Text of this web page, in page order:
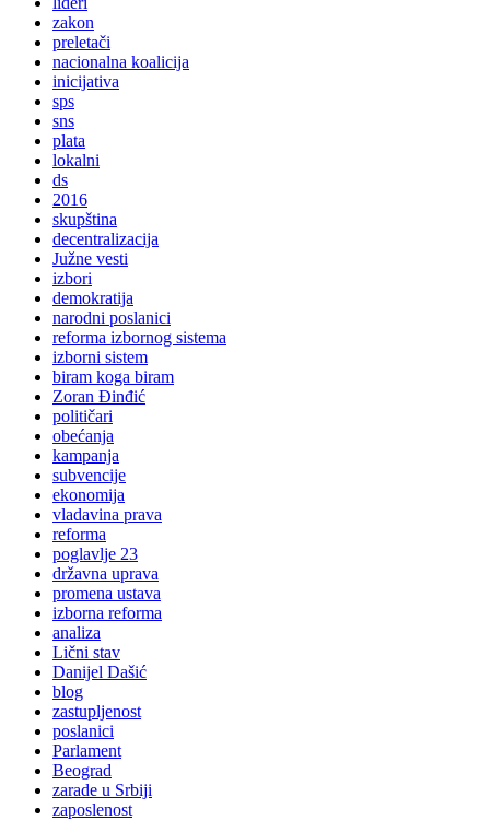
zakon
preletači
nacionalna koalicija
inicijativa
sps
sns
plata
lokalni
ds
2016
skupština
decentralizacija
Južne vesti
izbori
demokratija
narodni poslanici
reforma izbornog sistema
izborni sistem
biram koga biram
Zoran Đinđić
političari
obećanja
kampanja
subvencije
ekonomija
vladavina prava
reforma
poglavlje 23
državna uprava
promena ustava
izborna reforma
analiza
Lični stav
Danijel Dašić
blog
zastupljenost
poslanici
Parlament
Beograd
zarade u Srbiji
zaposlenost